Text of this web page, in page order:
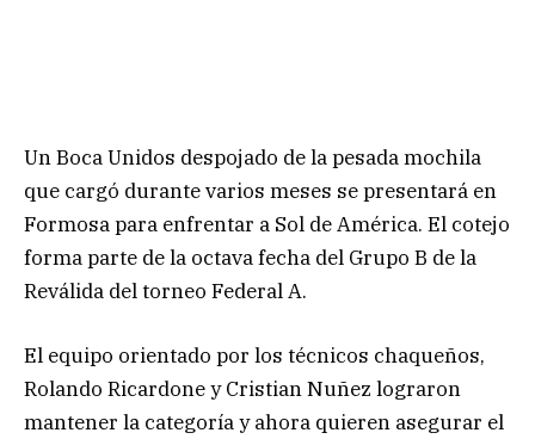
Un Boca Unidos despojado de la pesada mochila
que cargó durante varios meses se presentará en
Formosa para enfrentar a Sol de América. El cotejo
forma parte de la octava fecha del Grupo B de la
Reválida del torneo Federal A.
El equipo orientado por los técnicos chaqueños,
Rolando Ricardone y Cristian Nuñez lograron
mantener la categoría y ahora quieren asegurar el